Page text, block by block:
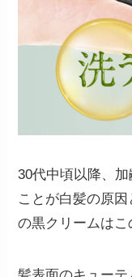
30代中頃以降、
ことが白髪の原
の黒クリームはこ